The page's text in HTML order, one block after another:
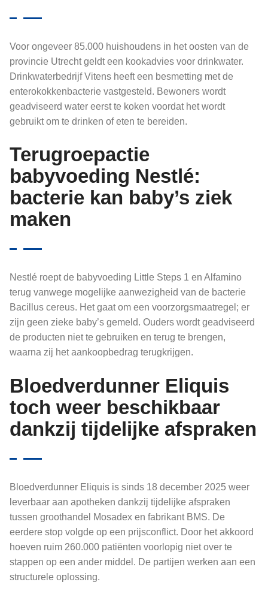
Voor ongeveer 85.000 huishoudens in het oosten van de
provincie Utrecht geldt een kookadvies voor drinkwater.
Drinkwaterbedrijf Vitens heeft een besmetting met de
enterokokkenbacterie vastgesteld. Bewoners wordt
geadviseerd water eerst te koken voordat het wordt
gebruikt om te drinken of eten te bereiden.
Terugroepactie
babyvoeding Nestlé:
bacterie kan baby’s ziek
maken
Nestlé roept de babyvoeding Little Steps 1 en Alfamino
terug vanwege mogelijke aanwezigheid van de bacterie
Bacillus cereus. Het gaat om een voorzorgsmaatregel; er
zijn geen zieke baby’s gemeld. Ouders wordt geadviseerd
de producten niet te gebruiken en terug te brengen,
waarna zij het aankoopbedrag terugkrijgen.
Bloedverdunner Eliquis
toch weer beschikbaar
dankzij tijdelijke afspraken
Bloedverdunner Eliquis is sinds 18 december 2025 weer
leverbaar aan apotheken dankzij tijdelijke afspraken
tussen groothandel Mosadex en fabrikant BMS. De
eerdere stop volgde op een prijsconflict. Door het akkoord
hoeven ruim 260.000 patiënten voorlopig niet over te
stappen op een ander middel. De partijen werken aan een
structurele oplossing.